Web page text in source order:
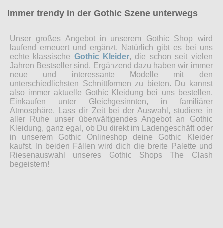
Immer trendy in der Gothic Szene unterwegs
Unser großes Angebot in unserem Gothic Shop wird
laufend erneuert und ergänzt. Natürlich gibt es bei uns
echte klassische Gothic Kleider, die schon seit vielen
Jahren Bestseller sind. Ergänzend dazu haben wir immer
neue und interessante Modelle mit den
unterschiedlichsten Schnittformen zu bieten. Du kannst
also immer aktuelle Gothic Kleidung bei uns bestellen.
Einkaufen unter Gleichgesinnten, in familiärer
Atmosphäre. Lass dir Zeit bei der Auswahl, studiere in
aller Ruhe unser überwältigendes Angebot an Gothic
Kleidung, ganz egal, ob Du direkt im Ladengeschäft oder
in unserem Gothic Onlineshop deine Gothic Kleider
kaufst. In beiden Fällen wird dich die breite Palette und
Riesenauswahl unseres Gothic Shops The Clash
begeistern!